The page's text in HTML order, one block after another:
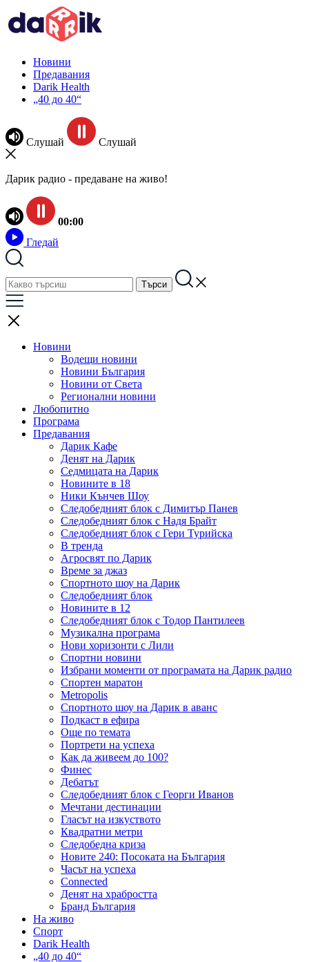
Новини
Предавания
Darik Health
„40 до 40“
Слушай Слушай
Дарик радио - предаване на живо!
00:00
Гледай
Новини
Водещи новини
Новини България
Новини от Света
Регионални новини
Любопитно
Програма
Предавания
Дарик Кафе
Денят на Дарик
Седмицата на Дарик
Новините в 18
Ники Кънчев Шоу
Следобедният блок с Димитър Панев
Следобедният блок с Надя Брайт
Следобедният блок с Гери Турийска
В тренда
Агросвят по Дарик
Време за джаз
Спортното шоу на Дарик
Следобедният блок
Новините в 12
Следобедният блок с Тодор Пантилеев
Музикална програма
Нови хоризонти с Лили
Спортни новини
Избрани моменти от програмата на Дарик радио
Спортен маратон
Metropolis
Спортното шоу на Дарик в аванс
Подкаст в ефира
Още по темата
Портрети на успеха
Как да живеем до 100?
Финес
Дебатът
Следобедният блок с Георги Иванов
Мечтани дестинации
Гласът на изкуството
Квадратни метри
Следобедна криза
Новите 240: Посоката на България
Часът на успеха
Connected
Денят на храбростта
Бранд България
На живо
Спорт
Darik Health
„40 до 40“